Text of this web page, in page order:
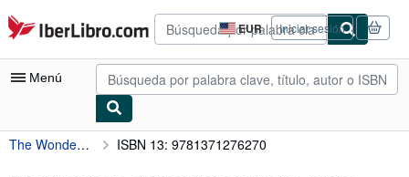
Pasar al contenido principal
IberLibro.com EUR
Preferencias
de
compra
del
Iniciar sesión
Menú
Mi cuenta The Wonders of the Human Body ISBN 13: 9781371276270